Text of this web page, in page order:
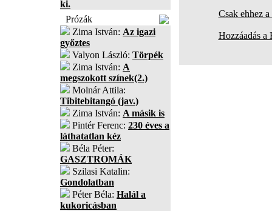
ki.
Prózák
Zima István: Az igazi
győztes
Valyon László: Törpék
Zima István: A
megszokott színek(2.)
Molnár Attila:
Tibitebitangó (jav.)
Zima István: A másik is
Pintér Ferenc: 230 éves a
láthatatlan kéz
Béla Péter:
GASZTROMÁK
Szilasi Katalin:
Gondolatban
Péter Béla: Halál a
kukoricásban
Csak ehhez
Hozzáadás